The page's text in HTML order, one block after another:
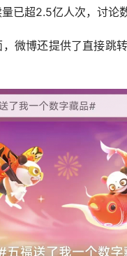
已超2.5亿人次，讨论
微博还提供了直接跳